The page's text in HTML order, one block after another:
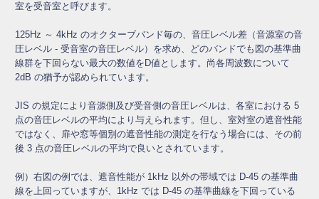
室を受音室と呼びます。
125Hz ～ 4kHz のオクターブバンド毎の、音圧レベル差（音源室の音
圧レベル - 受音室の音圧レベル）を求め、どのバンドでも図の基準曲
線群を下回らない最大の数値をD値とします。尚各周波数について
2dB の猶予が認められています。
JIS の規定により音源側及び受音側の音圧レベルは、各室における 5
点の音圧レベルの平均により与えられます。但し、室対室の遮音性能
ではなく、扉や窓等個別の遮音性能の測定を行なう場合には、その前
後 3 点の音圧レベルの平均で良いとされています。
例）右図の例では、遮音性能が 1kHz 以外の帯域では D-45 の基準曲
線を上回っていますが、1kHz では D-45 の基準曲線を下回っている